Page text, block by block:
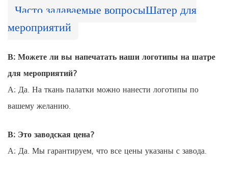
Часто задаваемые вопросыШатер для
мероприятий
В: Можете ли вы напечатать наши логотипы на шатре
для мероприятий?
А: Да. На ткань палатки можно нанести логотипы по
вашему желанию.
В: Это заводская цена?
А: Да. Мы гарантируем, что все цены указаны с завода.